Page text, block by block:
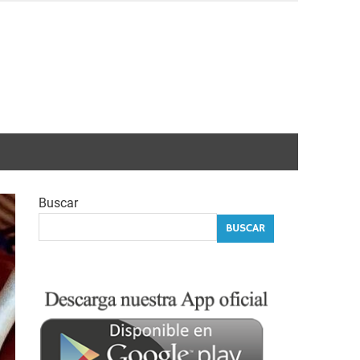
Buscar
BUSCAR